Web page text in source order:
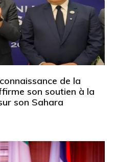
de la
son soutien à la
son Sahara